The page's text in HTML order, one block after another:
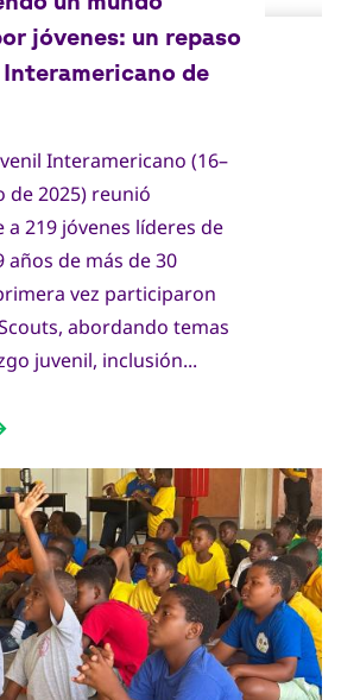
Interamericano (16–
de 2025) reunió
219 jóvenes líderes de
años de más de 30
vez participaron
abordando temas
juvenil, inclusión...